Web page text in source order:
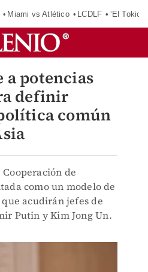
Miami vs Atlético LCDLF ‘El Tokio’
a potencias
definir
común
de
como un modelo de
acudirán jefes de
Putin y Kim Jong Un.